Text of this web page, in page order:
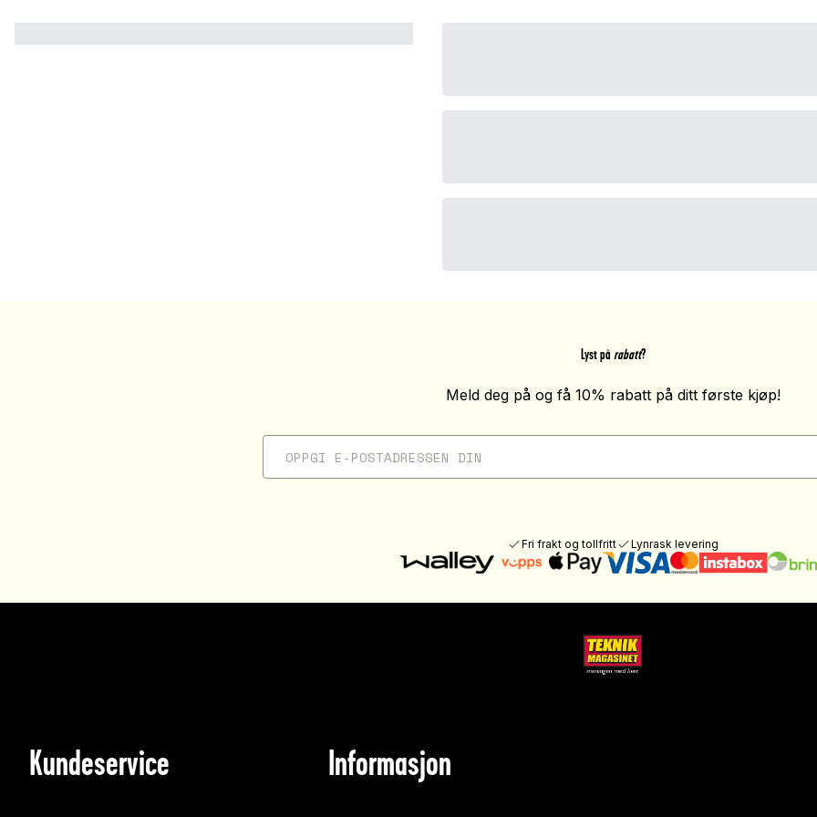
Lyst på rabatt?
Meld deg på og få 10% rabatt på ditt første kjøp!
Fri frakt og tollfritt Lynrask levering
Kundeservice Informasjon